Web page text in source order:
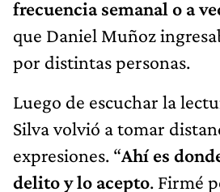
frecuencia semanal o a
que Daniel Muñoz
por distintas personas.
Luego de escuchar la
Silva volvió a tomar
expresiones. “Ahí es
delito y lo acepto. Firmé